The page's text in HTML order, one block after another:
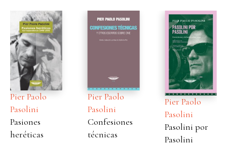
Pier Paolo
Pasolini
Pasiones
heréticas
Pier Paolo
Pasolini
Confesiones
técnicas
Pier Paolo
Pasolini
Pasolini por
Pasolini